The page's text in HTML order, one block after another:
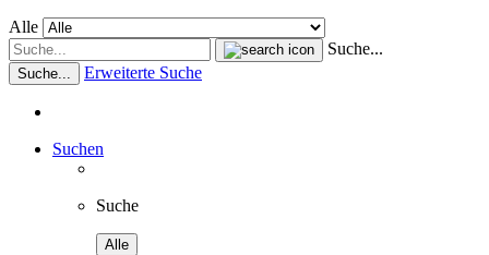
Alle
Suche...
Suche... Erweiterte Suche
Suchen
Suche
Alle